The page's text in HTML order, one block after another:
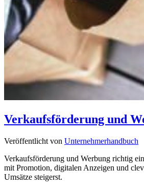
Verkaufsförderung und
Veröffentlicht von Unternehmerhandbuch
Verkaufsförderung und Werbung richtig
mit Promotion, digitalen Anzeigen und
Umsätze steigerst.